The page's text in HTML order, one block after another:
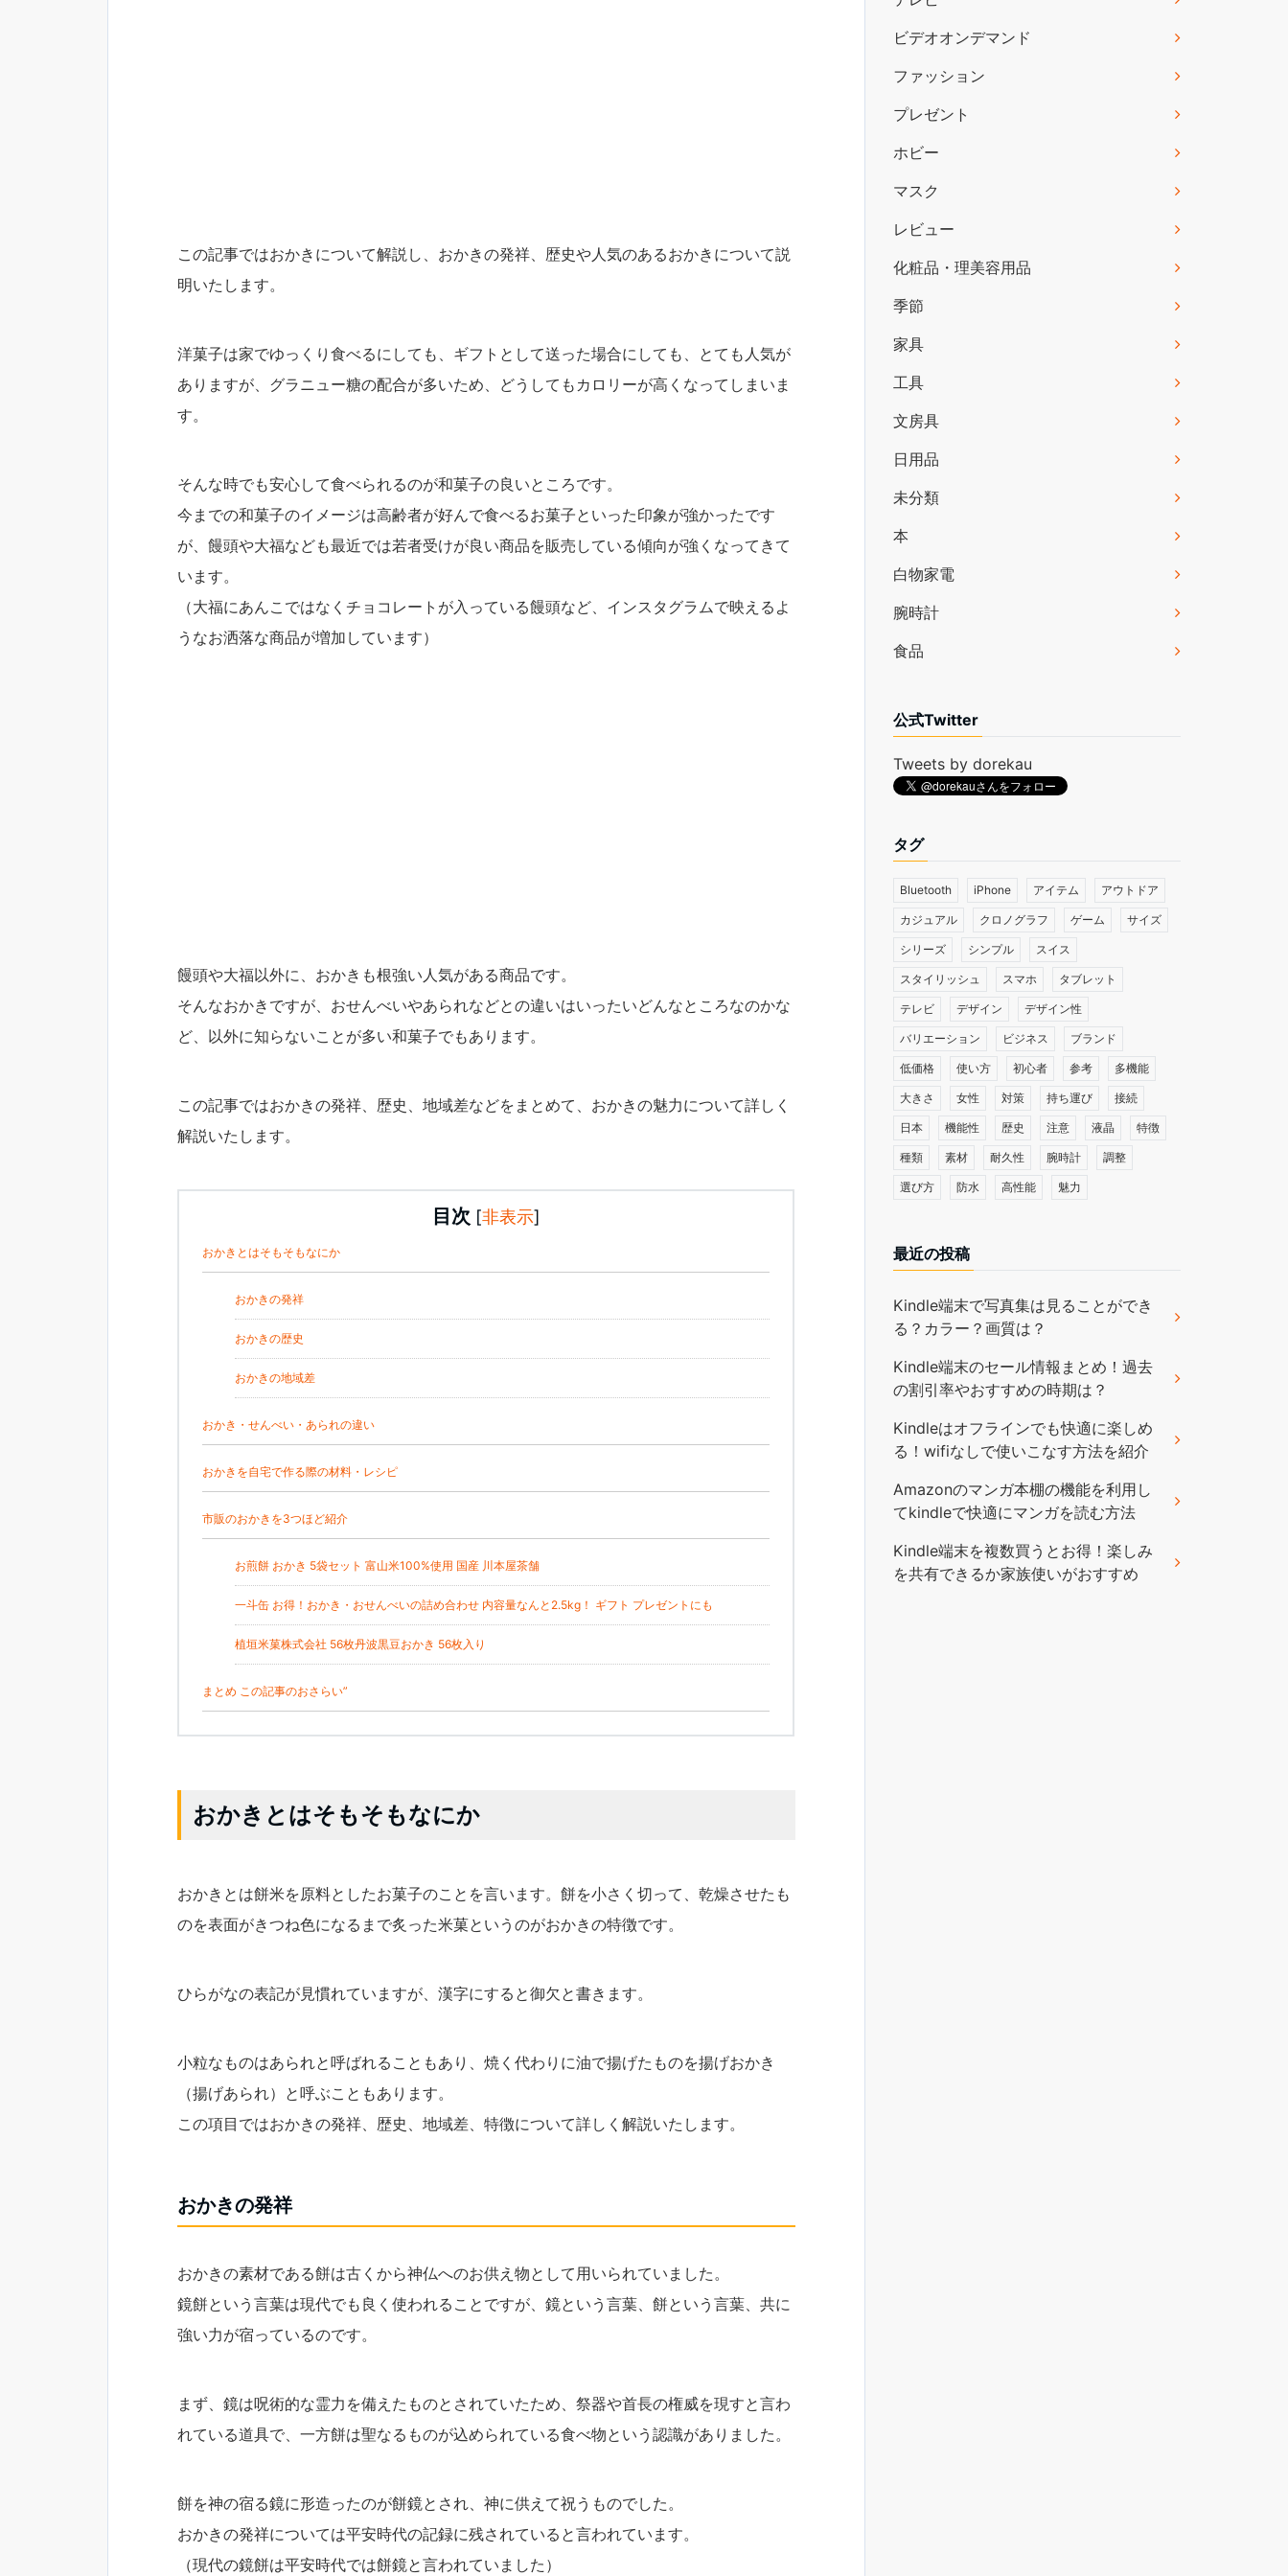
この記事ではおかきについて解説し、おかきの発祥、歴史や人気のあるおかきについて説
明いたします。
洋菓子は家でゆっくり食べるにしても、ギフトとして送った場合にしても、とても人気が
ありますが、グラニュー糖の配合が多いため、どうしてもカロリーが高くなってしまいま
す。
そんな時でも安心して食べられるのが和菓子の良いところです。
今までの和菓子のイメージは高齢者が好んで食べるお菓子といった印象が強かったです
が、饅頭や大福なども最近では若者受けが良い商品を販売している傾向が強くなってきて
います。
（大福にあんこではなくチョコレートが入っている饅頭など、インスタグラムで映えるよ
うなお洒落な商品が増加しています）
饅頭や大福以外に、おかきも根強い人気がある商品です。
そんなおかきですが、おせんべいやあられなどとの違いはいったいどんなところなのかな
ど、以外に知らないことが多い和菓子でもあります。
この記事ではおかきの発祥、歴史、地域差などをまとめて、おかきの魅力について詳しく
解説いたします。
目次 [非表示]
おかきとはそもそもなにか
おかきの発祥
おかきの歴史
おかきの地域差
おかき・せんべい・あられの違い
おかきを自宅で作る際の材料・レシピ
市販のおかきを3つほど紹介
お煎餅 おかき 5袋セット 富山米100%使用 国産 川本屋茶舗
一斗缶 お得！おかき・おせんべいの詰め合わせ 内容量なんと2.5kg！ ギフト プレゼントにも
植垣米菓株式会社 56枚丹波黒豆おかき 56枚入り
まとめ この記事のおさらい”
おかきとはそもそもなにか
おかきとは餅米を原料としたお菓子のことを言います。餅を小さく切って、乾燥させたも
のを表面がきつね色になるまで炙った米菓というのがおかきの特徴です。
ひらがなの表記が見慣れていますが、漢字にすると御欠と書きます。
小粒なものはあられと呼ばれることもあり、焼く代わりに油で揚げたものを揚げおかき
（揚げあられ）と呼ぶこともあります。
この項目ではおかきの発祥、歴史、地域差、特徴について詳しく解説いたします。
おかきの発祥
おかきの素材である餅は古くから神仏へのお供え物として用いられていました。
鏡餅という言葉は現代でも良く使われることですが、鏡という言葉、餅という言葉、共に
強い力が宿っているのです。
まず、鏡は呪術的な霊力を備えたものとされていたため、祭器や首長の権威を現すと言わ
れている道具で、一方餅は聖なるものが込められている食べ物という認識がありました。
餅を神の宿る鏡に形造ったのが餅鏡とされ、神に供えて祝うものでした。
おかきの発祥については平安時代の記録に残されていると言われています。
（現代の鏡餅は平安時代では餅鏡と言われていました）
ビデオオンデマンド
ファッション
プレゼント
ホビー
マスク
レビュー
化粧品・理美容用品
季節
家具
工具
文房具
日用品
未分類
本
白物家電
腕時計
食品
公式Twitter
Tweets by dorekau
タグ
Bluetooth iPhone アイテム アウトドア
カジュアル クロノグラフ ゲーム サイズ
シリーズ シンプル スイス
スタイリッシュ スマホ タブレット
テレビ デザイン デザイン性
バリエーション ビジネス ブランド
低価格 使い方 初心者 参考 多機能
大きさ 女性 対策 持ち運び 接続
日本 機能性 歴史 注意 液晶 特徴
種類 素材 耐久性 腕時計 調整
選び方 防水 高性能 魅力
最近の投稿
Kindle端末で写真集は見ることができ
る？カラー？画質は？
Kindle端末のセール情報まとめ！過去
の割引率やおすすめの時期は？
Kindleはオフラインでも快適に楽しめ
る！wifiなしで使いこなす方法を紹介
Amazonのマンガ本棚の機能を利用し
てkindleで快適にマンガを読む方法
Kindle端末を複数買うとお得！楽しみ
を共有できるか家族使いがおすすめ